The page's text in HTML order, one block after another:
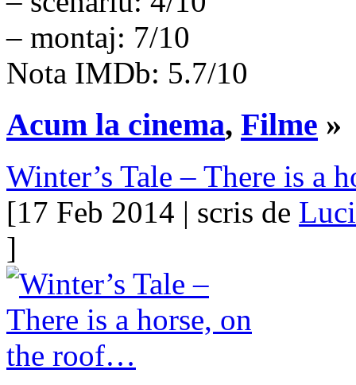
– montaj: 7/10
Nota IMDb: 5.7/10
Acum la cinema, Filme »
Winter’s Tale – There is a
[17 Feb 2014 | scris de
]